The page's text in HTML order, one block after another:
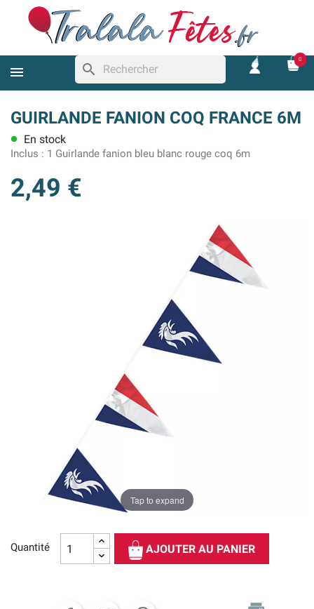
search
0
GUIRLANDE FANION COQ FRANCE 6M
lens En stock
Inclus : 1 Guirlande fanion bleu blanc rouge coq 6m
2,49 €
Tap to expand
Quantité AJOUTER AU PANIER